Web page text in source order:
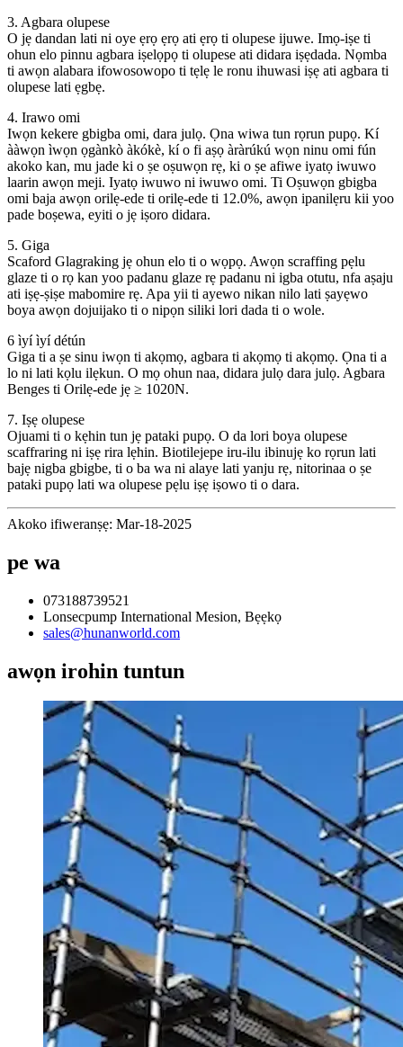
3. Agbara olupese
O jẹ dandan lati ni oye ẹrọ ẹrọ ati ẹrọ ti olupese ijuwe. Imọ-iṣe ti
ohun elo pinnu agbara iṣelọpọ ti olupese ati didara iṣẹdada. Nọmba
ti awọn alabara ifowosowopo ti tẹlẹ le ronu ihuwasi iṣẹ ati agbara ti
olupese lati ẹgbẹ.
4. Irawo omi
Iwọn kekere gbigba omi, dara julọ. Ọna wiwa tun rọrun pupọ. Kí
ààwọn ìwọn ọgànkò àkókè, kí o fi aṣọ àràrúkú wọn ninu omi fún
akoko kan, mu jade ki o ṣe oṣuwọn rẹ, ki o ṣe afiwe iyatọ iwuwo
laarin awọn meji. Iyatọ iwuwo ni iwuwo omi. Ti Oṣuwọn gbigba
omi baja awọn orilẹ-ede ti orilẹ-ede ti 12.0%, awọn ipanilẹru kii yoo
pade boṣewa, eyiti o jẹ iṣoro didara.
5. Giga
Scaford Glagraking jẹ ohun elo ti o wọpọ. Awọn scraffing pẹlu
glaze ti o rọ kan yoo padanu glaze rẹ padanu ni igba otutu, nfa aṣaju
ati iṣẹ-ṣiṣe mabomire rẹ. Apa yii ti ayewo nikan nilo lati ṣayẹwo
boya awọn dojuijako ti o nipọn siliki lori dada ti o wole.
6 ìyí ìyí détún
Giga ti a ṣe sinu iwọn ti akọmọ, agbara ti akọmọ ti akọmọ. Ọna ti a
lo ni lati kọlu ilẹkun. O mọ ohun naa, didara julọ dara julọ. Agbara
Benges ti Orilẹ-ede jẹ ≥ 1020N.
7. Iṣẹ olupese
Ojuami ti o kẹhin tun jẹ pataki pupọ. O da lori boya olupese
scaffraring ni iṣẹ rira lẹhin. Biotilejepe iru-ilu ibinujẹ ko rọrun lati
bajẹ nigba gbigbe, ti o ba wa ni alaye lati yanju rẹ, nitorinaa o ṣe
pataki pupọ lati wa olupese pẹlu iṣẹ iṣowo ti o dara.
Akoko ifiweranṣẹ: Mar-18-2025
pe wa
073188739521
Lonsecpump International Mesion, Bẹẹkọ
sales@hunanworld.com
awọn irohin tuntun